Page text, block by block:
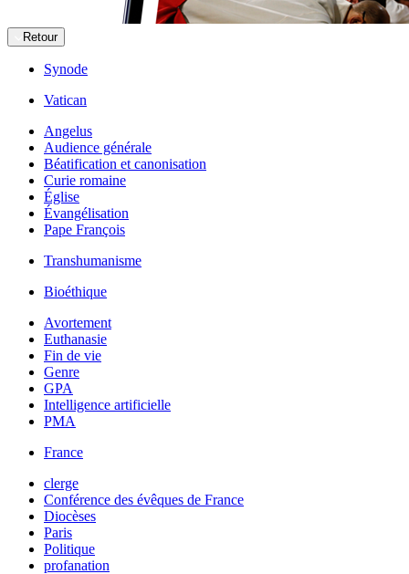
Retour
Synode
Vatican
Angelus
Audience générale
Béatification et canonisation
Curie romaine
Église
Évangélisation
Pape François
Transhumanisme
Bioéthique
Avortement
Euthanasie
Fin de vie
Genre
GPA
Intelligence artificielle
PMA
France
clerge
Conférence des évêques de France
Diocèses
Paris
Politique
profanation